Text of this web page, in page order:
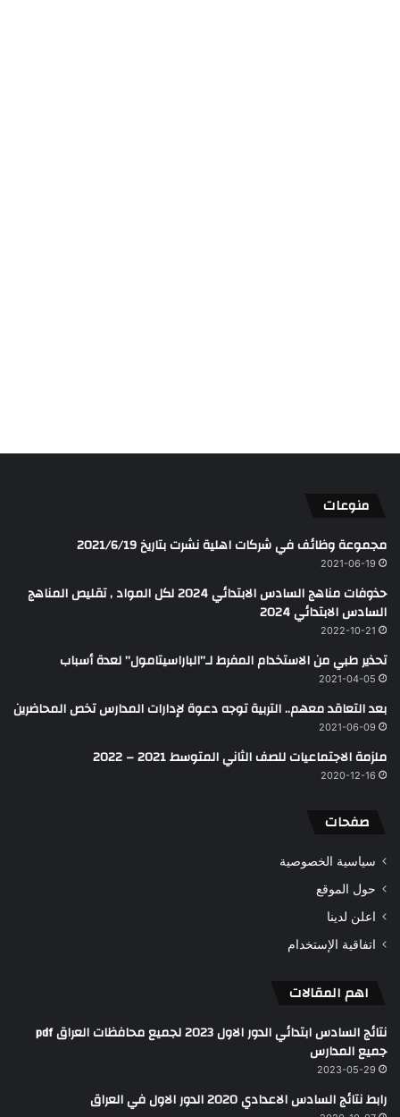
منوعات
مجموعة وظائف في شركات اهلية نشرت بتاريخ 2021/6/19
2021-06-19
حذوفات مناهج السادس الابتدائي 2024 لكل المواد , تقليص المناهج
السادس الابتدائي 2024
2022-10-21
تحذير طبي من الاستخدام المفرط لـ’’الباراسيتامول’’ لعدة أسباب
2021-04-05
بعد التعاقد معهم.. التربية توجه دعوة لإدارات المدارس تخص المحاضرين
2021-06-09
ملزمة الاجتماعيات للصف الثاني المتوسط 2021 – 2022
2020-12-16
صفحات
سياسية الخصوصية
حول الموقع
اعلن لدينا
اتفاقية الإستخدام
اهم المقالات
نتائج السادس ابتدائي الدور الاول 2023 لجميع محافظات العراق pdf
جميع المدارس
2023-05-29
رابط نتائج السادس الاعدادي 2020 الدور الاول في العراق